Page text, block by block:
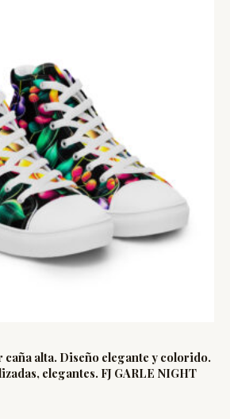
caña alta. Diseño elegante y colorido.
elegantes. FJ GARLE NIGHT